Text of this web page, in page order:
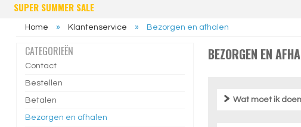
SUPER SUMMER SALE
Home » Klantenservice » Bezorgen en afhalen
CATEGORIEËN
Contact
Bestellen
Betalen
Bezorgen en afhalen
BEZORGEN EN
Wat moet ik